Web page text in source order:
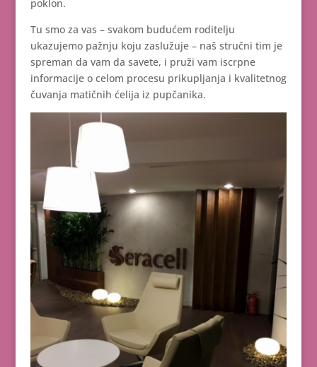
poklon.
Tu smo za vas – svakom budućem roditelju
ukazujemo pažnju koju zaslužuje – naš stručni tim je
spreman da vam da savete, i pruži vam iscrpne
informacije o celom procesu prikupljanja i kvalitetnog
čuvanja matičnih ćelija iz pupčanika.